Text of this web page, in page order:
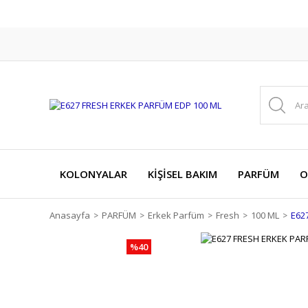
KOLONYALAR KİŞİSEL BAKIM PARFÜM
Anasayfa PARFÜM Erkek Parfüm Fresh 100 ML
%40